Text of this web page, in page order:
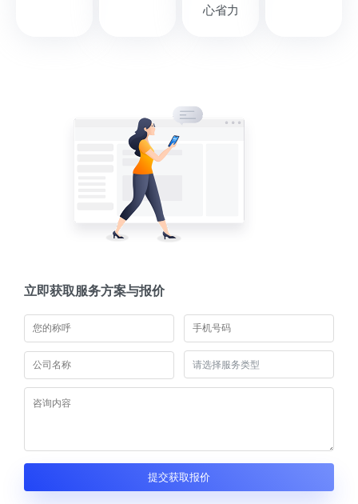
心省力
立即获取服务方案与报价
提交获取报价